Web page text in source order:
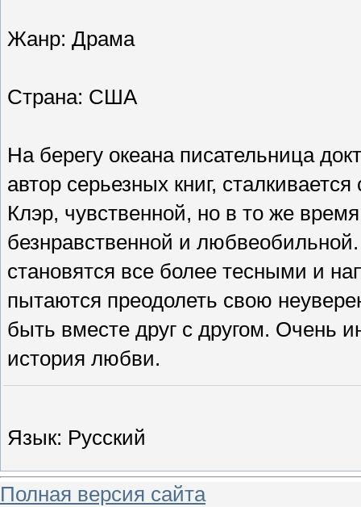
Жанр: Драма
Страна: США
На берегу океана писательница
автор серьезных книг,
Клэр, чувственной, но в то же
безнравственной и
становятся все более тесными и
пытаются преодолеть свою
быть вместе друг с другом. Очень
история любви.
Язык: Русский
Полная версия сайта